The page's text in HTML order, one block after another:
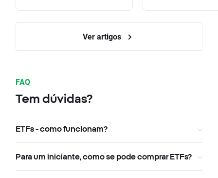
Ver artigos
FAQ
Tem dúvidas?
ETFs - como funcionam?
Para um iniciante, como se pode comprar ETFs?